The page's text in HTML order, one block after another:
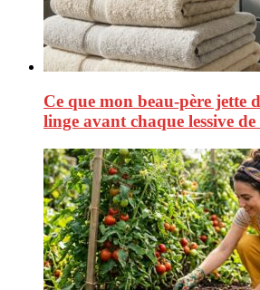
Ce que mon beau-père jette
linge avant chaque lessive de